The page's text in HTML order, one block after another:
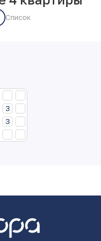
Список
3
3